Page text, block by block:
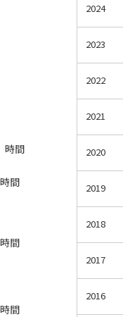
時間
間
間
間
2024
2023
2022
2021
2020
2019
2018
2017
2016